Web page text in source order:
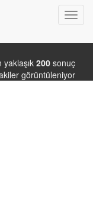
yaklaşık 200 sonuç
görüntüleniyor